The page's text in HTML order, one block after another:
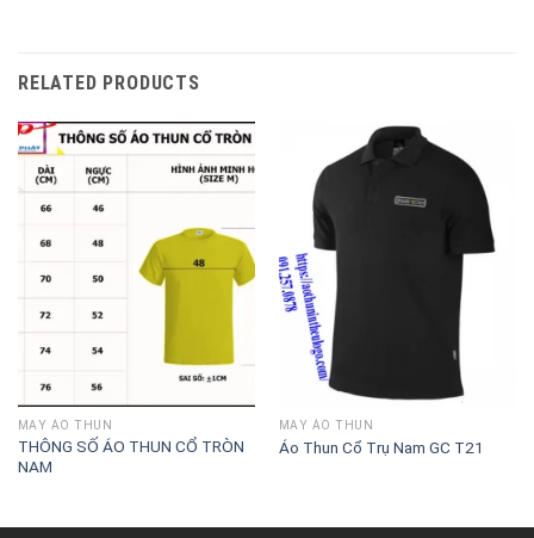
RELATED PRODUCTS
MAY ÁO THUN
THÔNG SỐ ÁO THUN CỔ TRÒN
NAM
MAY ÁO THUN
Áo Thun Cổ Trụ Nam GC T21